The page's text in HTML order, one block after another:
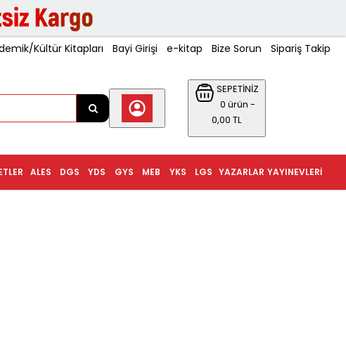
Kültür Kitapları Bayi Girişi e-kitap Bize Sorun Sipariş Takip
SEPETİNİZ
0 ürün -
0,00 TL
YAYINEVLERI
YAZARLAR
LGS
YKS
MEB
GYS
YDS
DGS
ALES